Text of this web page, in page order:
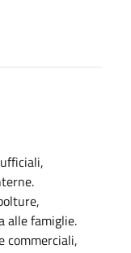
alle famiglie.
commerciali,